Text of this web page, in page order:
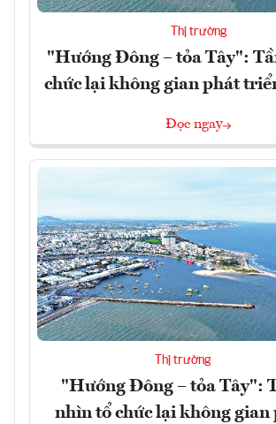
Thị trường
"Hướng Đông – tỏa Tây":
chức lại không gian phát
Đọc ngay
Thị trường
"Hướng Đông – tỏa Tây":
nhìn tổ chức lại không gian